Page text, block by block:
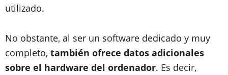
utilizado.
No obstante, al ser un software dedicado y muy
completo, también ofrece datos adicionales
sobre el hardware del ordenador. Es decir,